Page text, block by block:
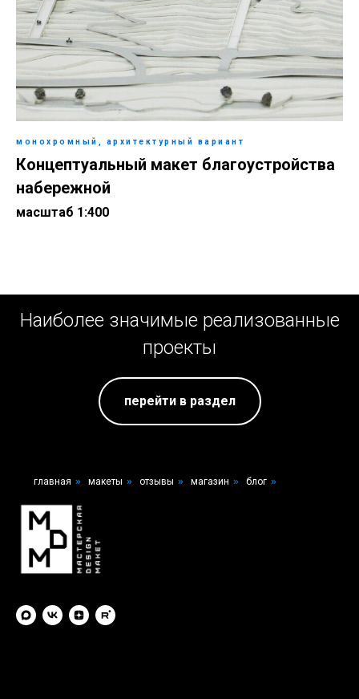
монохромный, архитектурный вариант
Концептуальный макет благоустройства
набережной
масштаб 1:400
Наиболее значимые реализованные
проекты
перейти в раздел
главная » макеты » отзывы » магазин » блог »